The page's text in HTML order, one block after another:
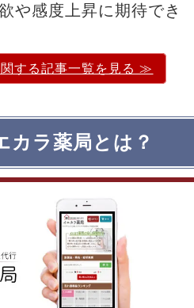
や感度上昇に期待でき
する記事一覧を見る ≫
カラ薬局とは？